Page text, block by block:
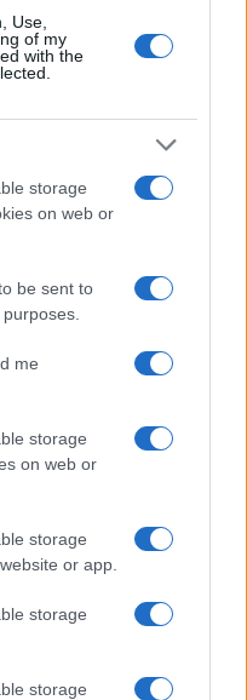
Use,
of my
with the
storage
on web or
be sent to
me
storage
on web or
storage
or app.
storage
storage
aperta,
fine a tutti i
di gas
ambientale”, che
di gas naturale della
italo
Mariana
politica
Francescoera con
al di sotto della
umani (OCDH) ha
per cento dei cubani
soglia di povertà,
I dati, raccolti dopo
in 59 comuni di 14
il crescente